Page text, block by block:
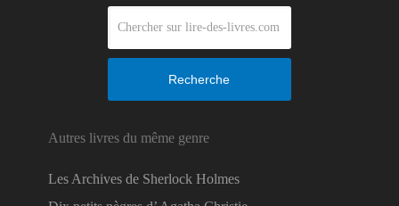
Recherche
Autres livres du même genre
Les Archives de Sherlock Holmes